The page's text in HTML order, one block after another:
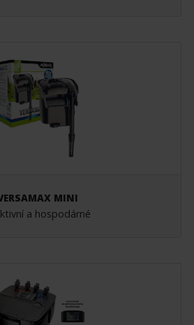
MINI
a hospodárné